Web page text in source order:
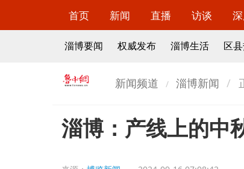
首页 新闻 直播 访谈
淄博要闻 权威发布 淄博生活 区
新闻频道 淄博新闻
淄博：产线上的中